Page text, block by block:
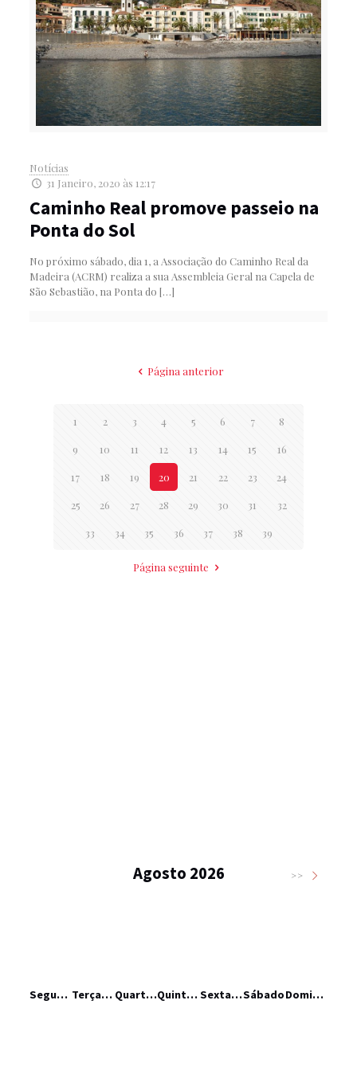
Notícias
31 Janeiro, 2020 às 12:17
Caminho Real promove passeio na
Ponta do Sol
No próximo sábado, dia 1, a Associação do Caminho Real da
Madeira (ACRM) realiza a sua Assembleia Geral na Capela de
São Sebastião, na Ponta do […]
Página anterior
1 2 3 4 5 6 7 8
9 10 11 12 13 14 15 16
17 18 19 20 21 22 23 24
25 26 27 28 29 30 31 32
33 34 35 36 37 38 39
Página seguinte
Agosto 2026 >>
Segunda-feira Terça-feira Quarta-feira Quinta-feira Sexta-feiraSábado Domingo